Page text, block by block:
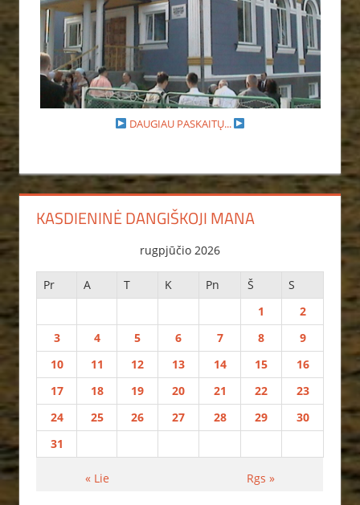
DAUGIAU PASKAITŲ...
KASDIENINĖ DANGIŠKOJI MANA
rugpjūčio 2026
Pr A T K Pn Š
S
1
2
3
4 5 6 7 8
9
10
11 12 13 14 15
16
17
18 19 20 21 22
23
24
25 26 27 28 29
30
31
« Lie Rgs »